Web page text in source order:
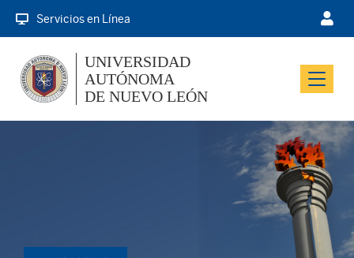
Servicios en Línea
Menu
UNIVERSIDAD
AUTÓNOMA
DE NUEVO LEÓN